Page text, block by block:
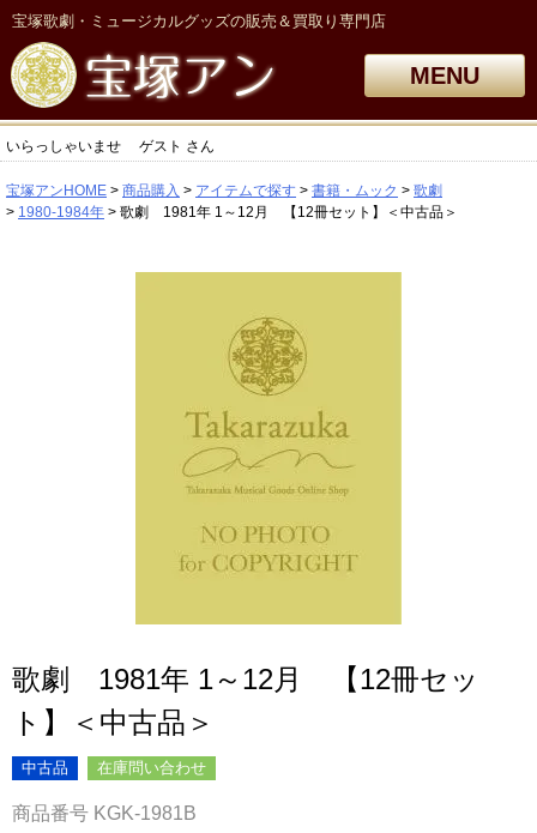
宝塚歌劇・ミュージカルグッズの販売＆買取り専門店
MENU
いらっしゃいませ ゲスト さん
宝塚アンHOME 商品購入 アイテムで探す 書籍・ムック
歌劇
1980-1984年
歌劇 1981年 1～12月 【12冊セット】＜中古品＞
歌劇 1981年 1～12月 【12冊セッ
ト】＜中古品＞
中古品 在庫問い合わせ
商品番号 KGK-1981B